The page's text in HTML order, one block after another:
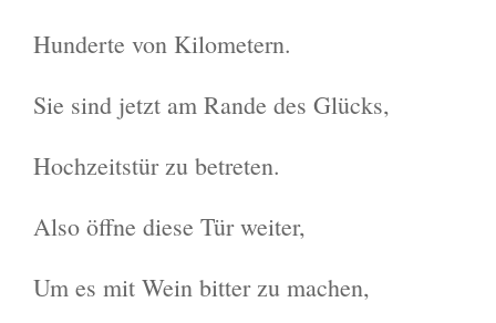
Hunderte von Kilometern.
Sie sind jetzt am Rande des Glücks,
Hochzeitstür zu betreten.
Also öffne diese Tür weiter,
Um es mit Wein bitter zu machen,